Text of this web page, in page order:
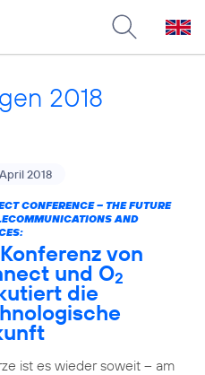
2018
2018
CONFERENCE – THE FUTURE
AND
von
und O2
die
ist es wieder soweit – am